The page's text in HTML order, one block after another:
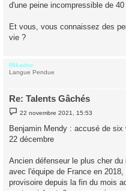
d'une peine incompressible de 40
Et vous, vous connaissez des
vie ?
Mikadoc
Langue Pendue
Re: Talents Gâchés
M
e
s
a
22 novembre 2021, 15:53
Benjamin Mendy : accusé de
22 décembre
Ancien défenseur le plus cher
avec l'équipe de France en
provisoire depuis la fin du mois